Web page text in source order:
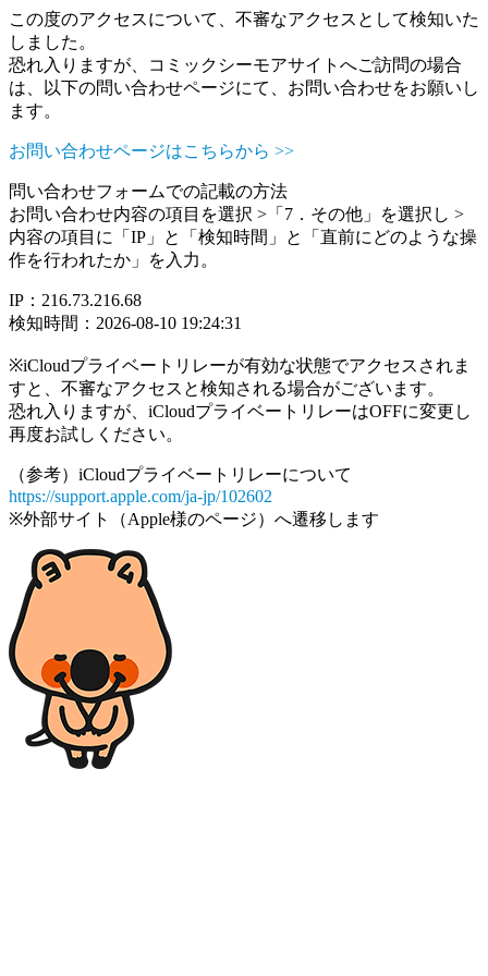
この度のアクセスについて、不審なアクセスとして検知いた
しました。
恐れ入りますが、コミックシーモアサイトへご訪問の場合
は、以下の問い合わせページにて、お問い合わせをお願いし
ます。
お問い合わせページはこちらから >>
問い合わせフォームでの記載の方法
お問い合わせ内容の項目を選択 >「7．その他」を選択し >
内容の項目に「IP」と「検知時間」と「直前にどのような操
作を行われたか」を入力。
IP：216.73.216.68
検知時間：2026-08-10 19:24:31
※iCloudプライベートリレーが有効な状態でアクセスされま
すと、不審なアクセスと検知される場合がございます。
恐れ入りますが、iCloudプライベートリレーはOFFに変更し
再度お試しください。
（参考）iCloudプライベートリレーについて
https://support.apple.com/ja-jp/102602
※外部サイト（Apple様のページ）へ遷移します